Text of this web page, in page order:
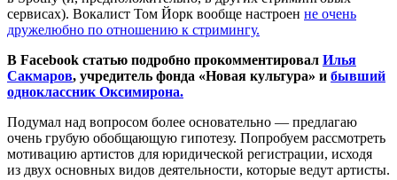
сервисах). Вокалист Том Йорк вообще настроен не очень
дружелюбно по отношению к стримингу.
В Facebook статью подробно прокомментировал Илья
Сакмаров, учредитель фонда «Новая культура» и бывший
одноклассник Оксимирона.
Подумал над вопросом более основательно — предлагаю
очень грубую обобщающую гипотезу. Попробуем рассмотреть
мотивацию артистов для юридической регистрации, исходя
из двух основных видов деятельности, которые ведут артисты.